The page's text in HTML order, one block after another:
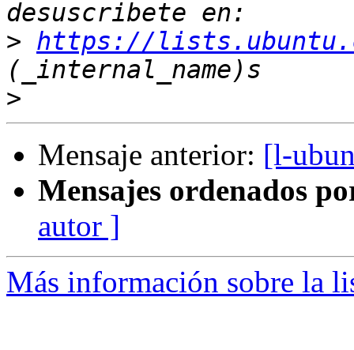
> https://
>
Mensaje anterior: [l-
Mensajes ordenados
autor ]
Más información sobre la